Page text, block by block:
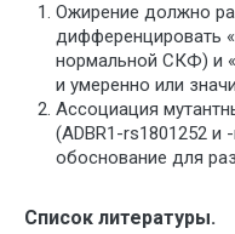
Ожирение должно
дифференцировать
нормальной СКФ) и
и умеренно или
Ассоциация
(ADBR1-rs1801252
обоснование для
Список литературы.